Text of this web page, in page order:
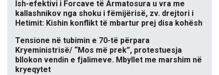
Ish-efektivi i Forcave të Armatosura u vra me
kallashnikov nga shoku i fëmijërisë, zv. drejtori i
Hetimit: Kishin konflikt të mbartur prej disa kohësh
Tensione në tubimin e 70-të përpara
Kryeministrisë/ “Mos më prek”, protestuesja
bllokon vendin e fjalimeve. Mbyllet me marshim në
kryeqytet